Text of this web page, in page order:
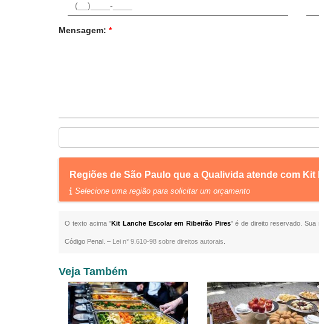
Mensagem:*
Regiões de São Paulo que a Qualivida atende com
Selecione uma região para solicitar um orçamento
O texto acima "Kit Lanche Escolar em Ribeirão Pires" é de direito reservado. Sua
Código Penal. – Lei n° 9.610-98 sobre direitos autorais
Veja Também